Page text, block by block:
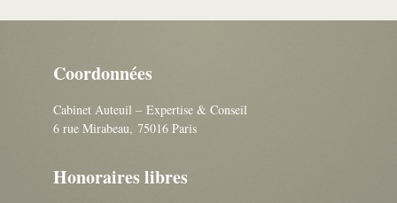
Coordonnées
Cabinet Auteuil – Expertise & Conseil
6 rue Mirabeau, 75016 Paris
Honoraires libres